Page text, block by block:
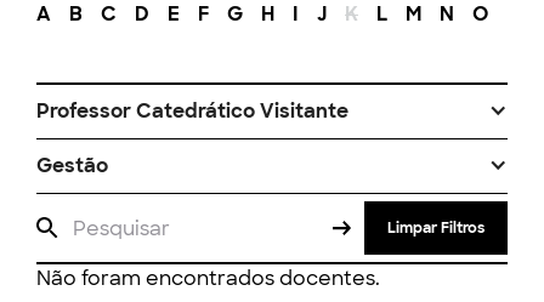
A B C D E F G H I J K L M N O
Professor Catedrático Visitante
Gestão
Limpar Filtros
Não foram encontrados docentes.